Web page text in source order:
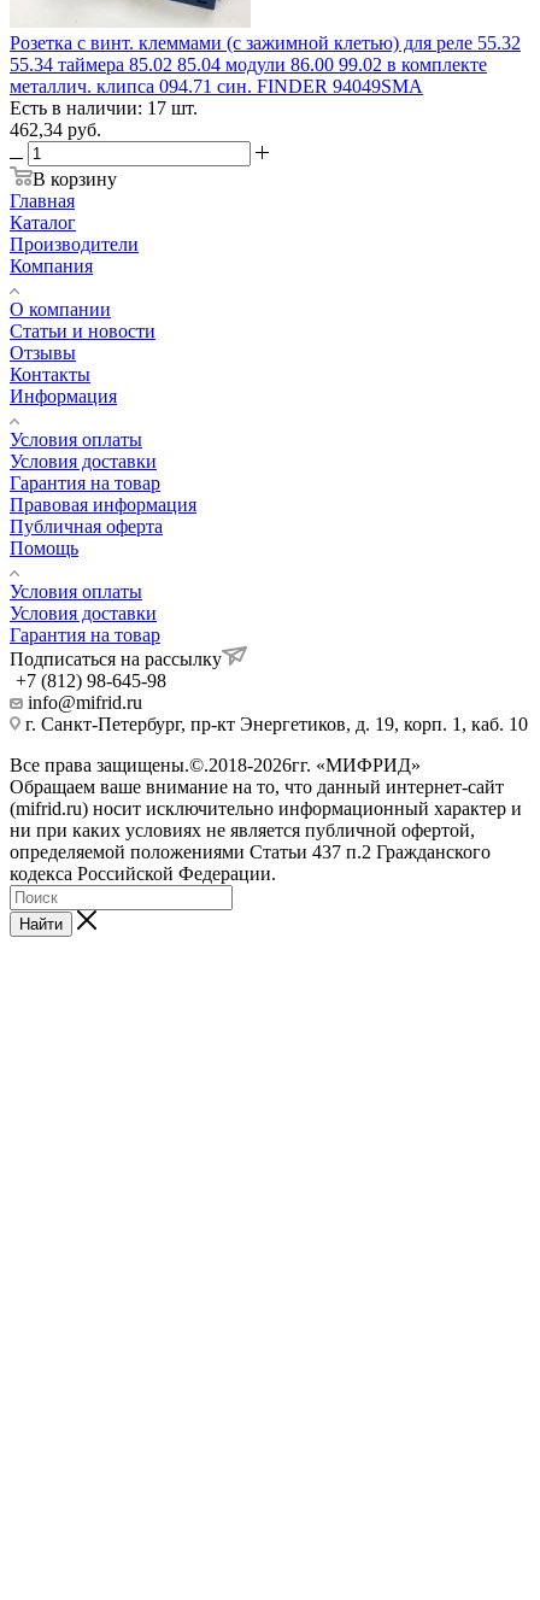
Розетка с винт. клеммами (с зажимной клетью) для реле 55.32
55.34 таймера 85.02 85.04 модули 86.00 99.02 в комплекте
металлич. клипса 094.71 син. FINDER 94049SMA
Есть в наличии: 17 шт.
462,34 руб.
В корзину
Главная
Каталог
Производители
Компания
О компании
Статьи и новости
Отзывы
Контакты
Информация
Условия оплаты
Условия доставки
Гарантия на товар
Правовая информация
Публичная оферта
Помощь
Условия оплаты
Условия доставки
Гарантия на товар
Подписаться на рассылку
+7 (812) 98-645-98
info@mifrid.ru
г. Санкт-Петербург, пр-кт Энергетиков, д. 19, корп. 1, каб. 10
Все права защищены.©.2018-2026гг. «МИФРИД»
Обращаем ваше внимание на то, что данный интернет-сайт
(mifrid.ru) носит исключительно информационный характер и
ни при каких условиях не является публичной офертой,
определяемой положениями Статьи 437 п.2 Гражданского
кодекса Российской Федерации.
Найти